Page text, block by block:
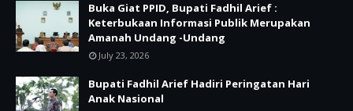
Buka Giat PPID, Bupati Fadhil Arief :
Keterbukaan Informasi Publik Merupakan
Amanah Undang -Undang
July 23, 2026
Bupati Fadhil Arief Hadiri Peringatan Hari
Anak Nasional